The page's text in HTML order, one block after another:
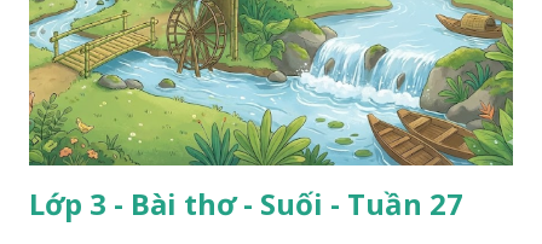
Lớp 3 - Bài thơ - Suối - Tuần 27